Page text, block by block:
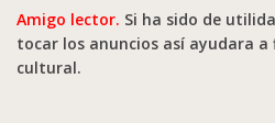
Amigo lector. Si ha sido de
tocar los anuncios así ayudara
cultural.